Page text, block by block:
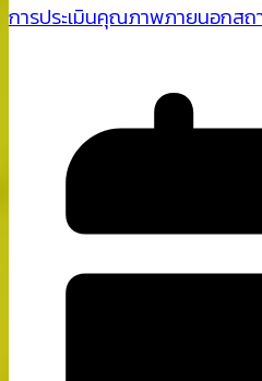
การประเมินคุณภาพภายนอกสถ